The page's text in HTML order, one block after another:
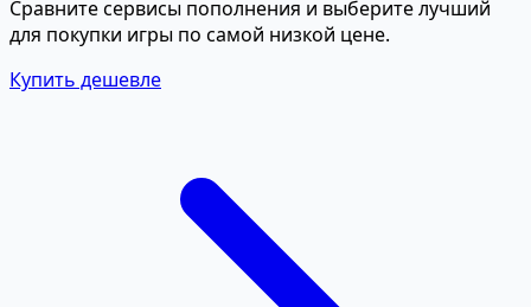
Сравните сервисы пополнения и выберите лучший
для покупки игры по самой низкой цене.
Купить дешевле